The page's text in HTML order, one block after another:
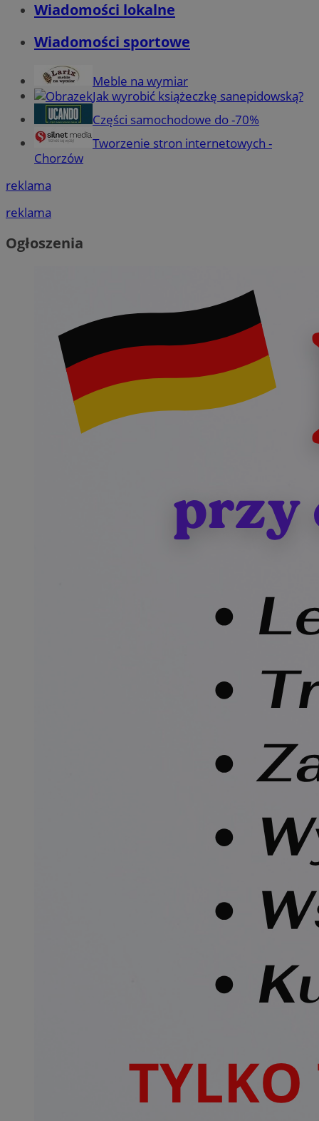
Wiadomości lokalne
Wiadomości sportowe
Meble na wymiar
Jak wyrobić książeczkę sanepidowską?
Części samochodowe do -70%
Tworzenie stron internetowych -
Chorzów
reklama
reklama
Ogłoszenia